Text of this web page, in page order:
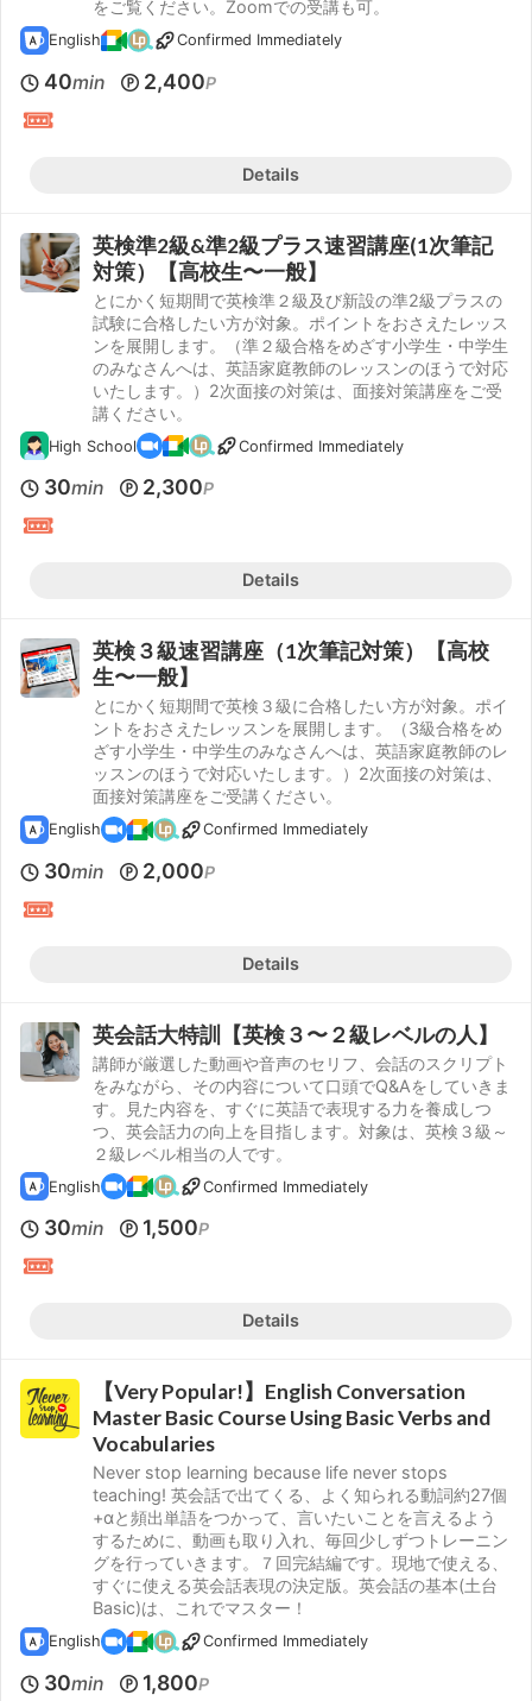
をご覧ください。Zoomでの受講も可。
English Confirmed Immediately
40min 2,400P
Details
英検準2級&準2級プラス速習講座(1次筆記
対策）【高校生〜一般】
とにかく短期間で英検準２級及び新設の準2級プラスの
試験に合格したい方が対象。ポイントをおさえたレッス
ンを展開します。（準２級合格をめざす小学生・中学生
のみなさんへは、英語家庭教師のレッスンのほうで対応
いたします。）2次面接の対策は、面接対策講座をご受
講ください。
High School Confirmed Immediately
30min 2,300P
Details
英検３級速習講座（1次筆記対策）【高校
生〜一般】
とにかく短期間で英検３級に合格したい方が対象。ポイ
ントをおさえたレッスンを展開します。（3級合格をめ
ざす小学生・中学生のみなさんへは、英語家庭教師のレ
ッスンのほうで対応いたします。）2次面接の対策は、
面接対策講座をご受講ください。
English Confirmed Immediately
30min 2,000P
Details
英会話大特訓【英検３〜２級レベルの人】
講師が厳選した動画や音声のセリフ、会話のスクリプト
をみながら、その内容について口頭でQ&Aをしていきま
す。見た内容を、すぐに英語で表現する力を養成しつ
つ、英会話力の向上を目指します。対象は、英検３級～
２級レベル相当の人です。
English Confirmed Immediately
30min 1,500P
Details
【Very Popular!】English Conversation
Master Basic Course Using Basic Verbs and
Vocabularies
Never stop learning because life never stops
teaching! 英会話で出てくる、よく知られる動詞約27個
+αと頻出単語をつかって、言いたいことを言えるよう
するために、動画も取り入れ、毎回少しずつトレーニン
グを行っていきます。７回完結編です。現地で使える、
すぐに使える英会話表現の決定版。英会話の基本(土台
Basic)は、これでマスター！
English Confirmed Immediately
30min 1,800P